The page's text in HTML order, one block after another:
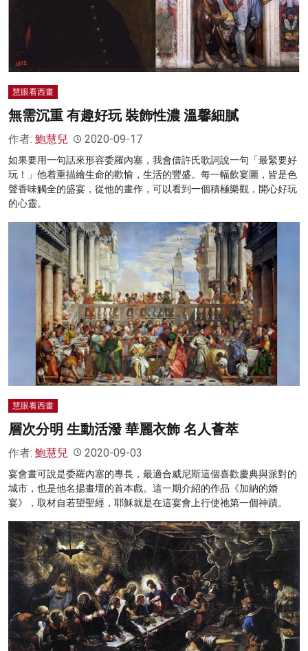
慧眼看西畫
無需沉重 有趣好玩 裝飾性濃 溫馨細膩
作者: 鮑慧兒 2020-09-17
如果要用一句話來形容委羅內塞，我會借許氏歌詞說一句「最緊要好
玩！」他着重描繪生命的歡愉，生活的豐盛。每一幅飲宴圖，皆是色
聲香味觸全的盛宴，從他的畫作，可以看到一個積極樂觀，開心好玩
的心靈。
慧眼看西畫
層次分明 生動活潑 華麗衣飾 名人薈萃
作者: 鮑慧兒 2020-09-03
宴會畫可說是委羅內塞的專長，最適合威尼斯這個喜歡慶典與派對的
城市，也是他名揚畫壇的首本戲。這一期介紹的作品《加納的婚
宴》，取材自若望聖經，耶穌就是在這宴會上行使祂第一個神蹟。